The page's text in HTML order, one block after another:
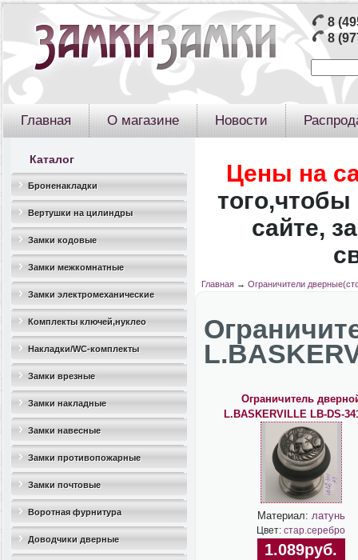
8
8
Главная О магазине Новости
Каталог
Броненакладки
Вертушки на цилиндры
Замки кодовые
Замки межкомнатные
Замки электромеханические
Комплекты ключей,нуклео
Накладки/WC-комплекты
Замки врезные
Замки накладные
Замки навесные
Замки противопожарные
Замки почтовые
Воротная фурнитура
Доводчики дверные
Цены на
того,чтобы
сайте,
Главная→ Ограничители
Ограничитель
L.BASKERVILLE LB-DS-
Материал: латунь
Цвет: стар.серебро
1.089руб.